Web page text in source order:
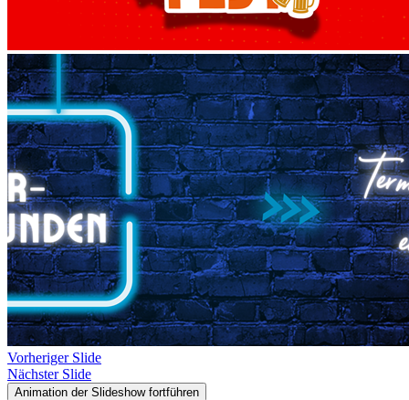
Vorheriger Slide
Nächster Slide
Animation der Slideshow fortführen